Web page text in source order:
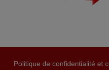
Politique de confidentialité et